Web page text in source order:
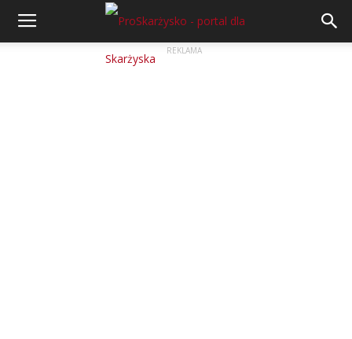
REKLAMA